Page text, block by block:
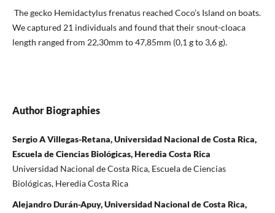
The gecko Hemidactylus frenatus reached Coco’s Island on boats.
We captured 21 individuals and found that their snout-cloaca
length ranged from 22,30mm to 47,85mm (0,1 g to 3,6 g).
Author Biographies
Sergio A Villegas-Retana, Universidad Nacional de Costa Rica,
Escuela de Ciencias Biológicas, Heredia Costa Rica
Universidad Nacional de Costa Rica, Escuela de Ciencias
Biológicas, Heredia Costa Rica
Alejandro Durán-Apuy, Universidad Nacional de Costa Rica,